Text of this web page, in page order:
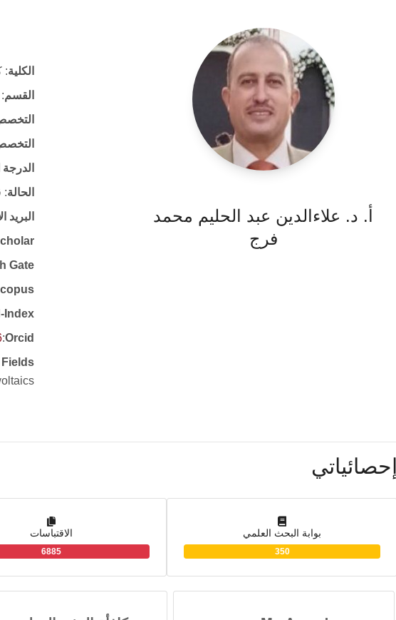
أ. د. علاءالدين عبد الحليم محمد
فرج
الكلية:
القسم
الحالة:
Gate
Index
Orcid
:
Fields
إحصائياتي
بوابة البحث العلمي
350
الاقتباسات
6885